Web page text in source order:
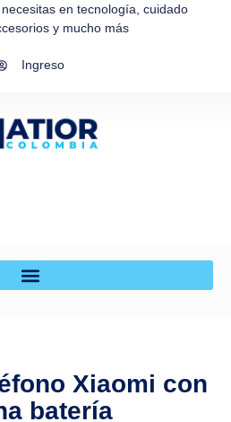
en tecnología, cuidado
y mucho más
Ingreso
Xiaomi con
batería